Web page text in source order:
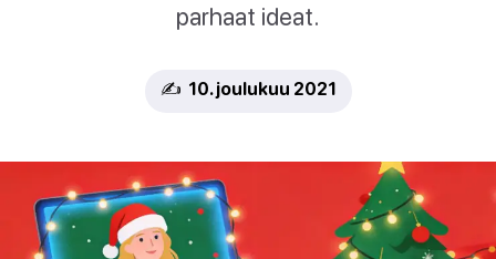
parhaat ideat.
✍️ 10. joulukuu 2021